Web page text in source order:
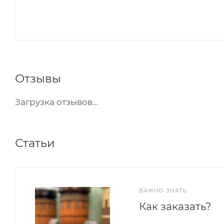
Отзывы
Загрузка отзывов...
Статьи
ВАЖНО ЗНАТЬ
Как заказать?